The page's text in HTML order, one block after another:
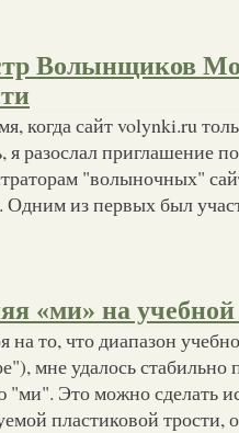
Волынщиков
когда сайт volynki.ru
я разослал приглашение
"волыночных"
Одним из первых был
«ми» на
на то, что диапазон
мне удалось стабильно
Это можно сделать
пластиковой трости,